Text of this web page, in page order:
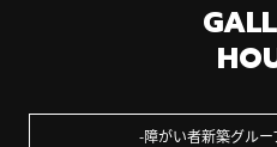
障がい者新築グル